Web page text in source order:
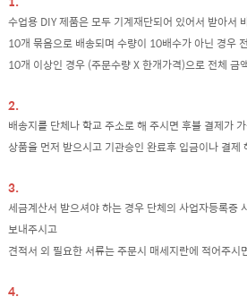
수업용 DIY 제품은 모두 기계재단되어 있어서 받아서
10개 묶음으로 배송되며 수량이 10배수가 아닌 경우
10개 이상인 경우 (주문수량 X 한개가격)으로 전체 금
2.
배송지를 단체나 학교 주소로 해 주시면 후불 결제가
상품을 먼저 받으시고 기관승인 완료후 입금이나 결제
3.
세금계산서 받으셔야 하는 경우 단체의 사업자등록
보내주시고
견적서 외 필요한 서류는 주문시 매세지란에 적어주시
4.